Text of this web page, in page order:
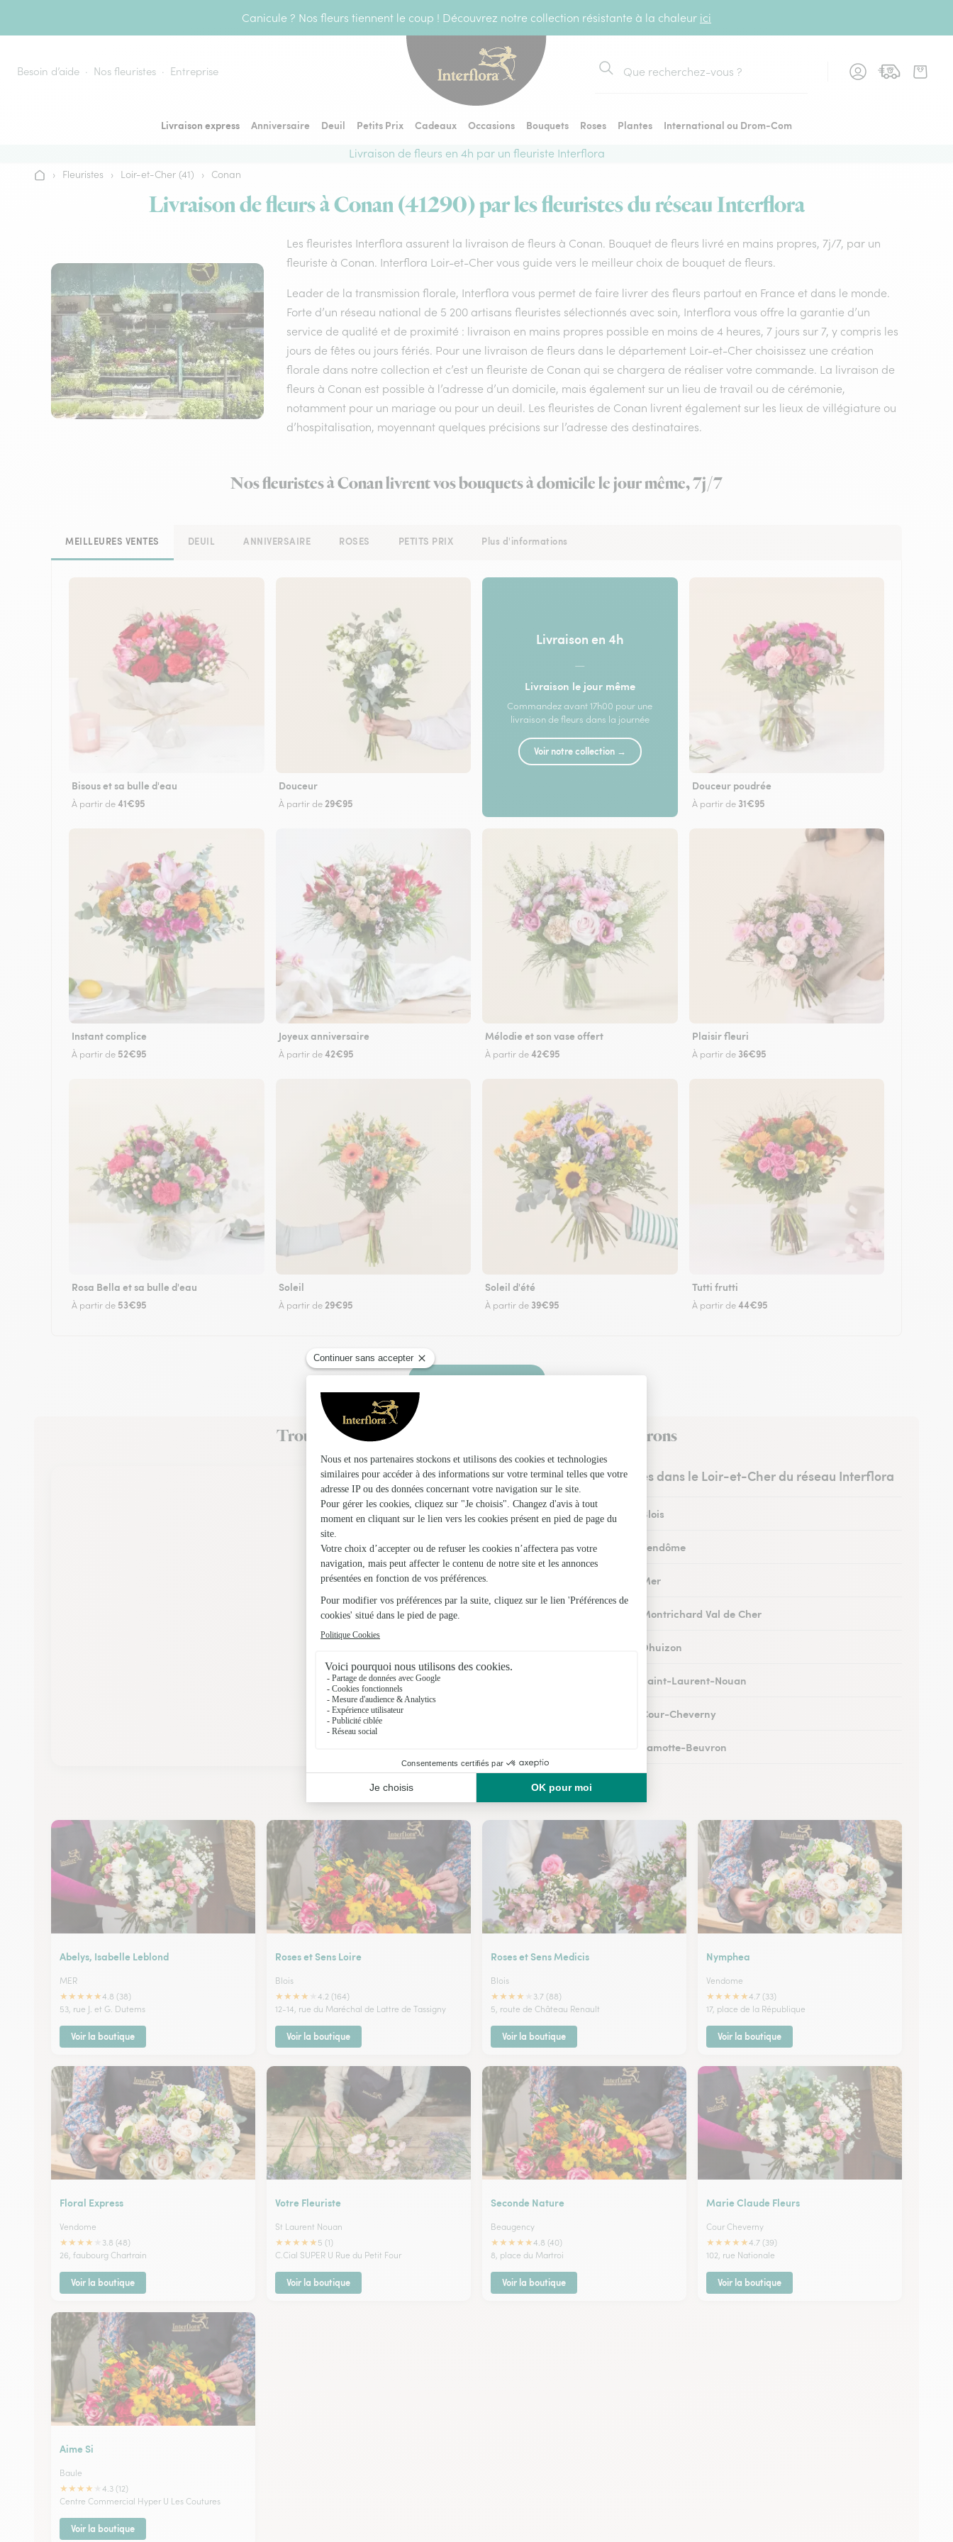
Canicule ? Nos fleurs tiennent le coup ! Découvrez notre collection résistante à la chaleur ici
Besoin d’aide Nos fleuristes Entreprise
Rechercher
Livraison express Anniversaire Deuil Petits Prix Cadeaux Occasions Bouquets Roses Plantes
International ou Drom-Com
Livraison de fleurs en 4h par un fleuriste Interflora
Accueil
› Fleuristes › Loir-et-Cher (41) › Conan
Livraison de fleurs à Conan (41290) par les fleuristes du réseau Interflora
Les fleuristes Interflora assurent la livraison de fleurs à Conan. Bouquet de fleurs livré en mains propres, 7j/7, par un
fleuriste à Conan. Interflora Loir-et-Cher vous guide vers le meilleur choix de bouquet de fleurs.
Leader de la transmission florale, Interflora vous permet de faire livrer des fleurs partout en France et dans le monde.
Forte d’un réseau national de 5 200 artisans fleuristes sélectionnés avec soin, Interflora vous offre la garantie d’un
service de qualité et de proximité : livraison en mains propres possible en moins de 4 heures, 7 jours sur 7, y compris les
jours de fêtes ou jours fériés. Pour une livraison de fleurs dans le département Loir-et-Cher choisissez une création
florale dans notre collection et c’est un fleuriste de Conan qui se chargera de réaliser votre commande. La livraison de
fleurs à Conan est possible à l’adresse d’un domicile, mais également sur un lieu de travail ou de cérémonie,
notamment pour un mariage ou pour un deuil. Les fleuristes de Conan livrent également sur les lieux de villégiature ou
d’hospitalisation, moyennant quelques précisions sur l’adresse des destinataires.
Nos fleuristes à Conan livrent vos bouquets à domicile le jour même, 7j/7
MEILLEURES VENTES DEUIL ANNIVERSAIRE ROSES PETITS PRIX Plus d'informations
Bisous et sa bulle d'eau
À partir de41€95
Douceur
À partir de 29€95
Livraison en 4h
—
Livraison le jour même
Commandez avant 17h00 pour une
livraison de fleurs dans la journée
Voir notre collection →
Douceur poudrée
À partir de 31€95
Instant complice
À partir de 52€95
Joyeux anniversaire
À partir de42€95
Mélodie et son vase offert
À partir de42€95
Plaisir fleuri
À partir de 36€95
Rosa Bella et sa bulle d'eau
À partir de 53€95
Soleil
À partir de 29€95
Soleil d'été
À partir de 39€95
Tutti frutti
À partir de44€95
Faire livrer des fleurs
Trouvez un fleuriste Interflora à Conan et dans ses environs
Les fleuristes dans le Loir-et-Cher du réseau Interflora
Fleuristes à Blois
Fleuristes à Vendôme
Fleuristes à Mer
Fleuristes à Montrichard Val de Cher
Fleuristes à Dhuizon
Fleuristes à Saint-Laurent-Nouan
Fleuristes à Cour-Cheverny
Fleuristes à Lamotte-Beuvron
Nos fleuristes à Conan
Abelys, Isabelle Leblond
MER
★★★★★4.8 (38)
53, rue J. et G. Dutems
Voir la boutique
Roses et Sens Loire
Blois
★★★★
4.2 (164)
12-14, rue du Maréchal de Lattre de Tassigny
Voir la boutique
Roses et Sens Medicis
Blois
★★★★
3.7 (88)
5, route de Château Renault
Voir la boutique
Nymphea
Vendome
★★★★★4.7 (33)
17, place de la République
Voir la boutique
Floral Express
Vendome
★★★★
3.8 (48)
26, faubourg Chartrain
Voir la boutique
Votre Fleuriste
St Laurent Nouan
★★★★★ 5 (1)
C.Cial SUPER U Rue du Petit Four
Voir la boutique
Seconde Nature
Beaugency
★★★★★4.8 (40)
8, place du Martroi
Voir la boutique
Marie Claude Fleurs
Cour Cheverny
★★★★★4.7 (39)
102, rue Nationale
Voir la boutique
Aime Si
Baule
★★★★
4.3 (12)
Centre Commercial Hyper U Les Coutures
Voir la boutique